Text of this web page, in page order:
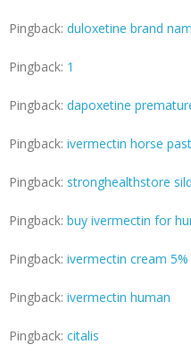
Pingback: duloxetine brand
Pingback: 1
Pingback: dapoxetine
Pingback: ivermectin horse
Pingback: stronghealthstore
Pingback: buy ivermectin for
Pingback: ivermectin cream 5%
Pingback: ivermectin human
Pingback: citalis